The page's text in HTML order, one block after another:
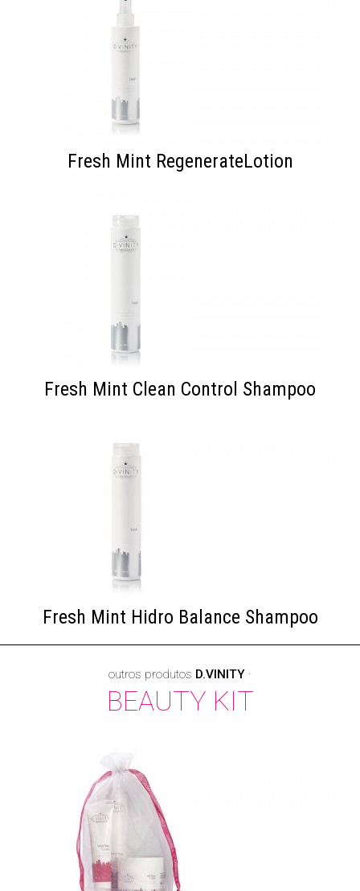
Fresh Mint RegenerateLotion
Fresh Mint Clean Control Shampoo
Fresh Mint Hidro Balance Shampoo
outros produtos D.VINITY ·
BEAUTY KIT